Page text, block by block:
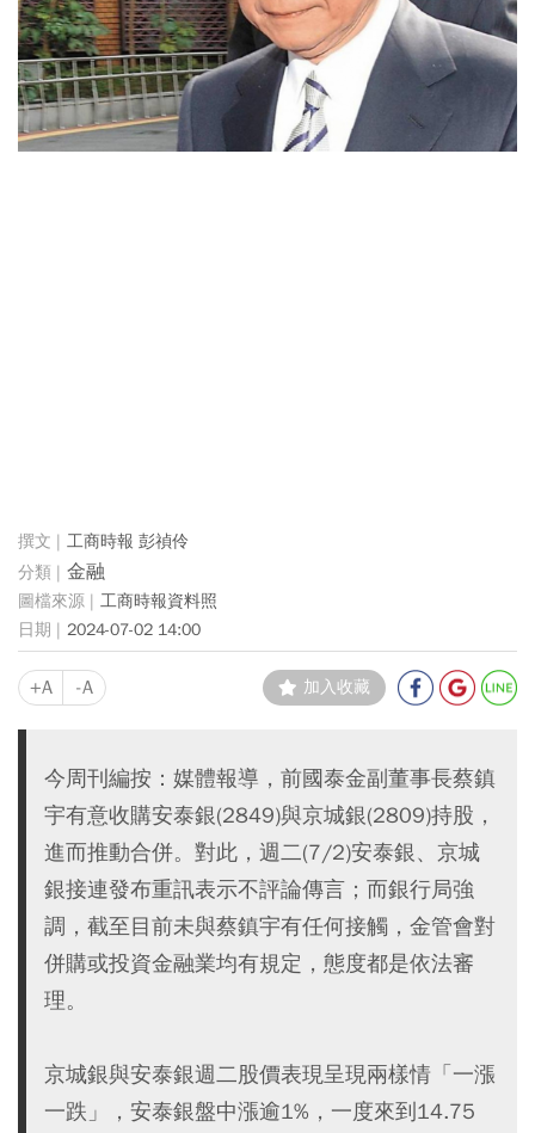
工商時報 彭禎伶
金融
工商時報資料照
2024-07-02 14:00
+A -A 加入收藏
今周刊編按：媒體報導，前國泰金副董事長蔡鎮
宇有意收購安泰銀(2849)與京城銀(2809)持股，
進而推動合併。對此，週二(7/2)安泰銀、京城
銀接連發布重訊表示不評論傳言；而銀行局強
調，截至目前未與蔡鎮宇有任何接觸，金管會對
併購或投資金融業均有規定，態度都是依法審
理。
京城銀與安泰銀週二股價表現呈現兩樣情「一漲
一跌」，安泰銀盤中漲逾1%，一度來到14.75